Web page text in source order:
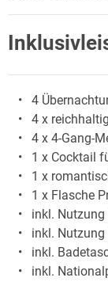
4
4 x
4 x 4-Gang-
1 x Cocktail
1 x
1 x Flasche
inkl. Nutzung
inkl.
inkl.
inkl.